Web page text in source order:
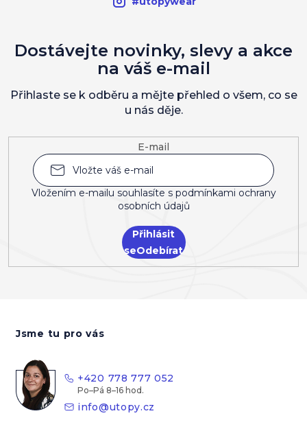
E-mail
Vložením e-mailu souhlasíte s podmínkami ochrany
osobních údajů
Přihlásit
se
Dostávejte novinky, slevy a akce
na váš e-mail
Přihlaste se k odběru a mějte přehled o všem, co se
u nás děje.
Jsme tu pro vás
+420 778 777 052
info@utopy.cz